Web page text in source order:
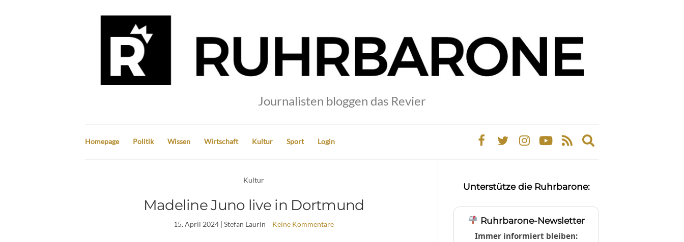
Journalisten bloggen das Revier
Homepage Politik Wissen Wirtschaft Kultur Sport Login
Expand
search
Kultur
Madeline Juno live in Dortmund
15. April 2024 | Stefan Laurin Keine Kommentare
Unterstütze die Ruhrbarone:
Ruhrbarone-Newsletter
Immer informiert bleiben: